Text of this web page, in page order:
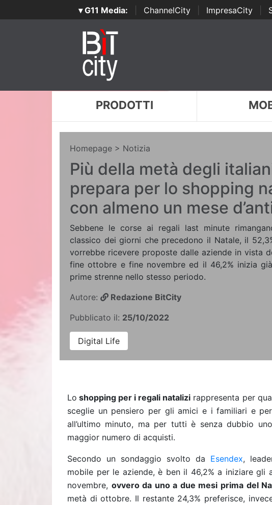
▾ G11 Media: ChannelCity ImpresaCity
PRODOTTI
Homepage > Notizia
Più della metà degli
prepara per lo shopping
con almeno un mese
Sebbene le corse ai regali last minute
classico dei giorni che precedono il Natale, il
vorrebbe ricevere proposte dalle aziende in vista
fine ottobre e fine novembre ed il 46,2% inizia
prime strenne nello stesso periodo.
Autore:
Redazione BitCity
Pubblicato il: 25/10/2022
Digital Life
Lo shopping per i regali natalizi rappresenta per
sceglie un pensiero per gli amici e i familiari e
all’ultimo minuto, ma per tutti è senza dubbio
maggior numero di acquisti.
Secondo un sondaggio svolto da Esendex,
mobile per le aziende, è ben il 46,2% a iniziare
novembre, ovvero da uno a due mesi prima del
metà di ottobre. Il restante 24,3% preferisce,